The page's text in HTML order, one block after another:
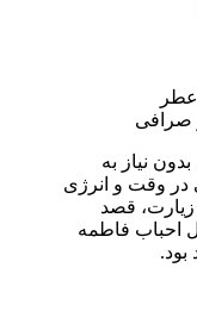
صرافی
نیاز به
در وقت و انرژی
زیارت، قصد
احباب فاطمه
بود.